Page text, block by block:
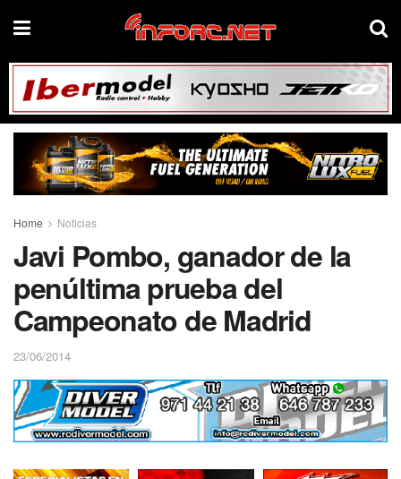
Home Noticias
Javi Pombo, ganador de la
penúltima prueba del
Campeonato de Madrid
23/06/2014